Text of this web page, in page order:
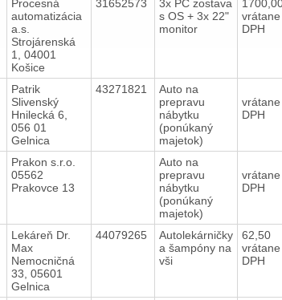
Procesná
automatizácia
a.s.
Strojárenská
1, 04001
Košice
31652573
3x PC zostava
s OS + 3x 22"
monitor
vrátane
DPH
Patrik
Slivenský
Hnilecká 6,
056 01
Gelnica
43271821
Auto na
prepravu
nábytku
(ponúkaný
majetok)
vrátane
DPH
Prakon s.r.o.
05562
Prakovce 13
Auto na
prepravu
nábytku
(ponúkaný
majetok)
vrátane
DPH
Lekáreň Dr.
Max
Nemocničná
33, 05601
Gelnica
44079265
Autolekárničky
a šampóny na
vši
62,50
vrátane
DPH